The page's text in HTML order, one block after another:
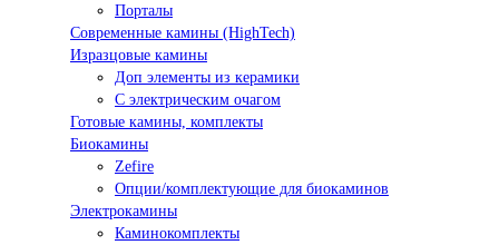
Порталы
Современные камины (HighTech)
Изразцовые камины
Доп элементы из керамики
С электрическим очагом
Готовые камины, комплекты
Биокамины
Zefire
Опции/комплектующие для биокаминов
Электрокамины
Каминокомплекты